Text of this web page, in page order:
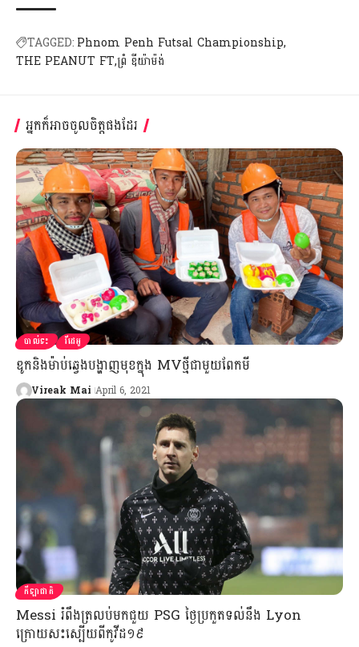
TAGGED: Phnom Penh Futsal Championship
THE PEANUT FTព្រំ ឌីយ៉ាម៉ង់
អ្នកក៏អាចចូលចិត្តផងដែរ
បាល់ទះ វីដេអូ
ឌូកនិងម៉ាប់ឆ្វេងបង្ហាញមុខក្នុង MVថ្មីជាមួយពែកមី
Vireak Mai April 6, 2021
កីឡាជាតិ
Messi រំពឹងត្រលប់មកជួយ PSG ថ្ងៃប្រកួតទល់នឹង Lyon
ក្រោយសះស្បើយពីកូវីដ១៩